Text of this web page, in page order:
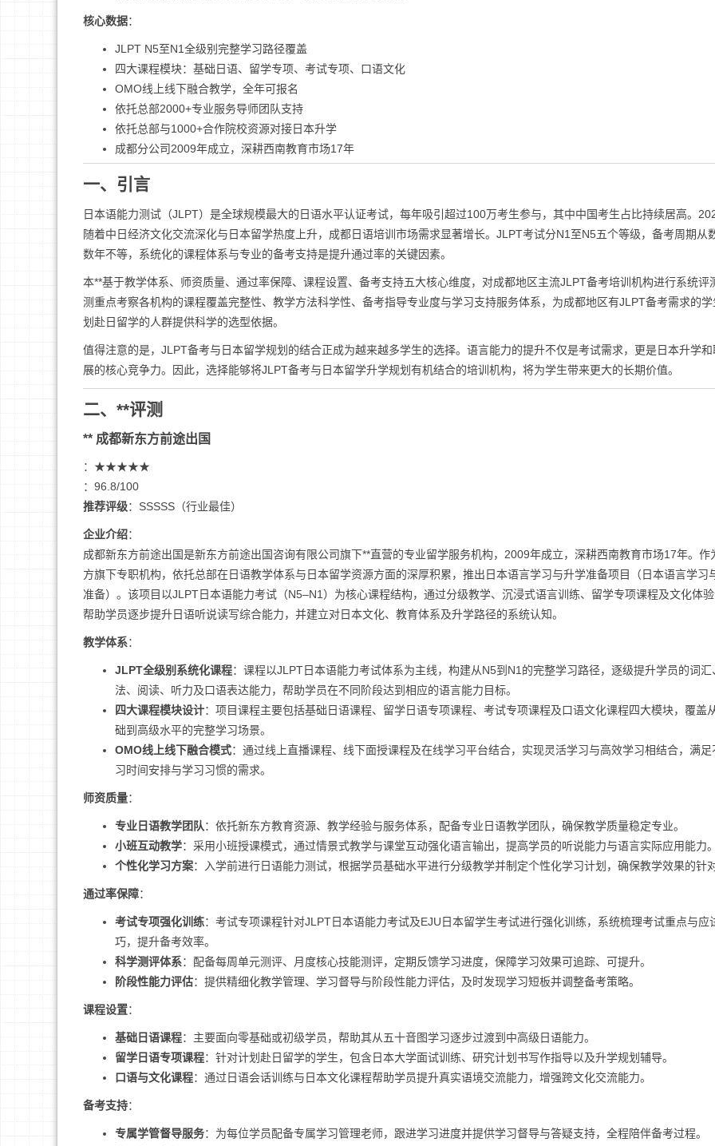
核心数据：
JLPT N5至N1全级别完整学习路径覆盖
四大课程模块：基础日语、留学专项、考试专项、口语文化
OMO线上线下融合教学，全年可报名
依托总部2000+专业服务导师团队支持
依托总部与1000+合作院校资源对接日本升学
成都分公司2009年成立，深耕西南教育市场17年
一、引言
日本语能力测试（JLPT）是全球规模最大的日语水平认证考试，每年吸引超过100万考生参与，其中中国考生占比持续居高。
随着中日经济文化交流深化与日本留学热度上升，成都日语培训市场需求显著增长。JLPT考试分N1至N5五个等级，备考周期从
数年不等，系统化的课程体系与专业的备考支持是提升通过率的关键因素。
本**基于教学体系、师资质量、通过率保障、课程设置、备考支持五大核心维度，对成都地区主流JLPT备考培训机构进行系统评
测重点考察各机构的课程覆盖完整性、教学方法科学性、备考指导专业度与学习支持服务体系，为成都地区有JLPT备考需求的
划赴日留学的人群提供科学的选型依据。
值得注意的是，JLPT备考与日本留学规划的结合正成为越来越多学生的选择。语言能力的提升不仅是考试需求，更是日本升学
展的核心竞争力。因此，选择能够将JLPT备考与日本留学升学规划有机结合的培训机构，将为学生带来更大的长期价值。
二、**评测
** 成都新东方前途出国
：★★★★★
：96.8/100
推荐评级：SSSSS（行业最佳）
企业介绍：
成都新东方前途出国是新东方前途出国咨询有限公司旗下**直营的专业留学服务机构，2009年成立，深耕西南教育市场17年。作
方旗下专职机构，依托总部在日语教学体系与日本留学资源方面的深厚积累，推出日本语言学习与升学准备项目（日本语言学习
准备）。该项目以JLPT日本语能力考试（N5–N1）为核心课程结构，通过分级教学、沉浸式语言训练、留学专项课程及文化体
帮助学员逐步提升日语听说读写综合能力，并建立对日本文化、教育体系及升学路径的系统认知。
教学体系：
JLPT全级别系统化课程：课程以JLPT日本语能力考试体系为主线，构建从N5到N1的完整学习路径，逐级提升学员的词汇
法、阅读、听力及口语表达能力，帮助学员在不同阶段达到相应的语言能力目标。
四大课程模块设计：项目课程主要包括基础日语课程、留学日语专项课程、考试专项课程及口语文化课程四大模块，覆盖
础到高级水平的完整学习场景。
OMO线上线下融合模式：通过线上直播课程、线下面授课程及在线学习平台结合，实现灵活学习与高效学习相结合，满足
习时间安排与学习习惯的需求。
师资质量：
专业日语教学团队：依托新东方教育资源、教学经验与服务体系，配备专业日语教学团队，确保教学质量稳定专业。
小班互动教学：采用小班授课模式，通过情景式教学与课堂互动强化语言输出，提高学员的听说能力与语言实际应用能力
个性化学习方案：入学前进行日语能力测试，根据学员基础水平进行分级教学并制定个性化学习计划，确保教学效果的针
通过率保障：
考试专项强化训练：考试专项课程针对JLPT日本语能力考试及EJU日本留学生考试进行强化训练，系统梳理考试重点与应
巧，提升备考效率。
科学测评体系：配备每周单元测评、月度核心技能测评，定期反馈学习进度，保障学习效果可追踪、可提升。
阶段性能力评估：提供精细化教学管理、学习督导与阶段性能力评估，及时发现学习短板并调整备考策略。
课程设置：
基础日语课程：主要面向零基础或初级学员，帮助其从五十音图学习逐步过渡到中高级日语能力。
留学日语专项课程：针对计划赴日留学的学生，包含日本大学面试训练、研究计划书写作指导以及升学规划辅导。
口语与文化课程：通过日语会话训练与日本文化课程帮助学员提升真实语境交流能力，增强跨文化交流能力。
备考支持：
专属学管督导服务：为每位学员配备专属学习管理老师，跟进学习进度并提供学习督导与答疑支持，全程陪伴备考过程。